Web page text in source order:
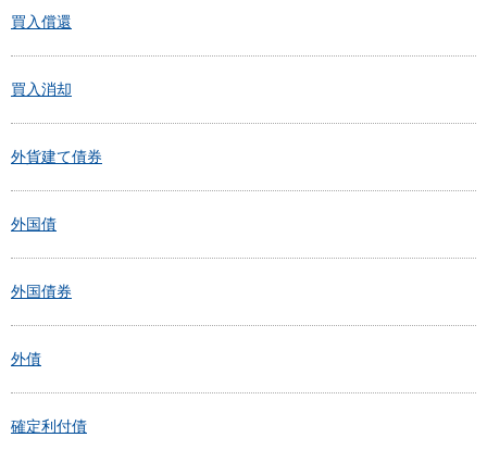
買入償還
買入消却
外貨建て債券
外国債
外国債券
外債
確定利付債